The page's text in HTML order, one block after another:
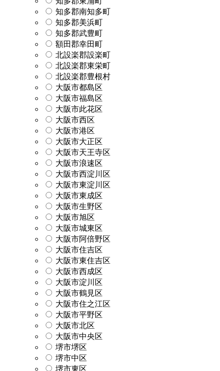
知多郡南知多町
知多郡美浜町
知多郡武豊町
額田郡幸田町
北設楽郡設楽町
北設楽郡東栄町
北設楽郡豊根村
大阪市都島区
大阪市福島区
大阪市此花区
大阪市西区
大阪市港区
大阪市大正区
大阪市天王寺区
大阪市浪速区
大阪市西淀川区
大阪市東淀川区
大阪市東成区
大阪市生野区
大阪市旭区
大阪市城東区
大阪市阿倍野区
大阪市住吉区
大阪市東住吉区
大阪市西成区
大阪市淀川区
大阪市鶴見区
大阪市住之江区
大阪市平野区
大阪市北区
大阪市中央区
堺市堺区
堺市中区
堺市東区